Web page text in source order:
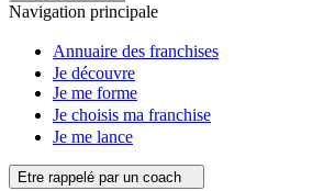
Navigation principale
Annuaire des franchises
Je découvre
Je me forme
Je choisis ma franchise
Je me lance
Etre rappelé par un coach